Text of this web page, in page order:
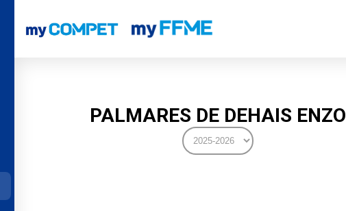
PALMARES DE DEHAIS ENZO